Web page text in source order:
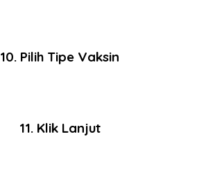
10. Pilih Tipe Vaksin
11. Klik Lanjut